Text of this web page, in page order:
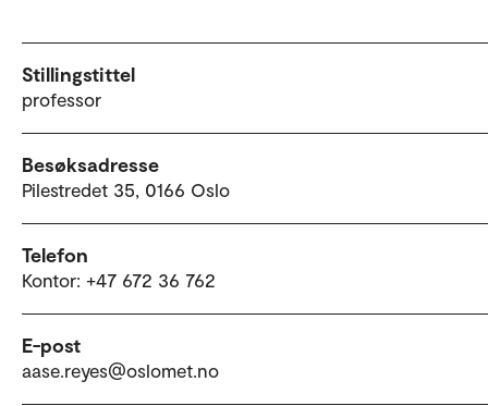
Stillingstittel
professor
Besøksadresse
Pilestredet 35, 0166 Oslo
Telefon
Kontor: +47 672 36 762
E-post
aase.reyes@oslomet.no